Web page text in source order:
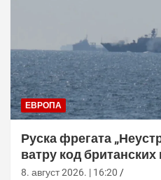
ЕВРОПА
Руска фрегата
ватру код
морнарица појачала
8. август 2026. | 16:20